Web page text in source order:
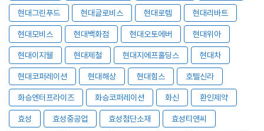
현대그린푸드 현대글로비스 현대로템 현대리바트
현대모비스 현대백화점 현대오토에버 현대위아
현대이지웰 현대제철 현대지에프홀딩스 현대차
현대코퍼레이션 현대해상 현대힘스 호텔신라
화승엔터프라이즈 화승코퍼레이션 화신 환인제약
효성 효성중공업 효성첨단소재 효성티앤씨